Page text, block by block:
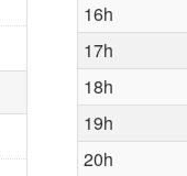
16h
17h
18h
19h
20h